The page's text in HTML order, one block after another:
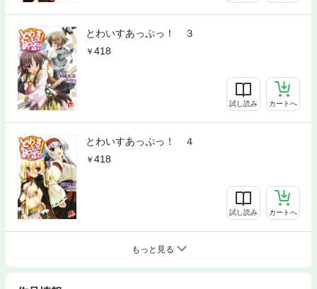
とわいすあっぷっ！ ３
418
試し読み カートへ
とわいすあっぷっ！ ４
418
試し読み カートへ
もっと見る